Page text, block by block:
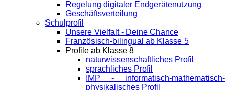
Regelung digitaler Endgeräte­nutzung
Geschäftsverteilung
Schulprofil
Unsere Vielfalt - Deine Chance
Französisch-bilingual ab Klasse 5
Profile ab Klasse 8
naturwissenschaftliches Profil
sprachliches Profil
IMP - informatisch-mathematisch-
physikalisches Profil